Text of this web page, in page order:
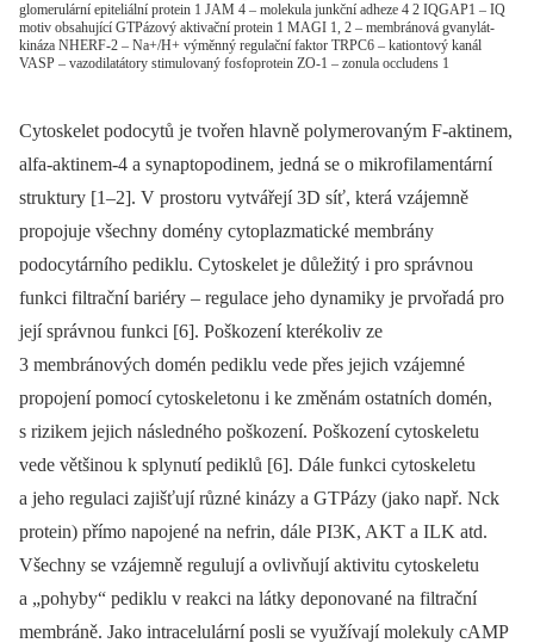
glomerulární epiteliální protein 1 JAM 4 – molekula junkční adheze 4 2 IQGAP1 – IQ
motiv obsahující GTPázový aktivační protein 1 MAGI 1, 2 – membránová gvanylát-
kináza NHERF-2 – Na+/H+ výměnný regulační faktor TRPC6 – kationtový kanál
VASP – vazodilatátory stimulovaný fosfoprotein ZO-1 – zonula occludens 1
Cytoskelet podocytů je tvořen hlavně polymerovaným F-aktinem,
alfa-aktinem-4 a synaptopodinem, jedná se o mikrofilamentární
struktury [1–2]. V prostoru vytvářejí 3D síť, která vzájemně
propojuje všechny domény cytoplazmatické membrány
podocytárního pediklu. Cytoskelet je důležitý i pro správnou
funkci filtrační bariéry –⁠ regulace jeho dynamiky je prvořadá pro
její správnou funkci [6]. Poškození kterékoliv ze
3 membránových domén pediklu vede přes jejich vzájemné
propojení pomocí cytoskeletonu i ke změnám ostatních domén,
s rizikem jejich následného poškození. Poškození cyto­skeletu
vede většinou k splynutí pediklů [6]. Dále funkci cytoskeletu
a jeho regulaci zajišťují různé kinázy a GTPázy (jako např. Nck
protein) přímo napojené na nefrin, dále PI3K, AKT a ILK atd.
Všechny se vzájemně regulují a ovlivňují aktivitu cytoskeletu
a „pohyby“ pediklu v reakci na látky deponované na filtrační
membráně. Jako intracelulární posli se využívají molekuly cAMP